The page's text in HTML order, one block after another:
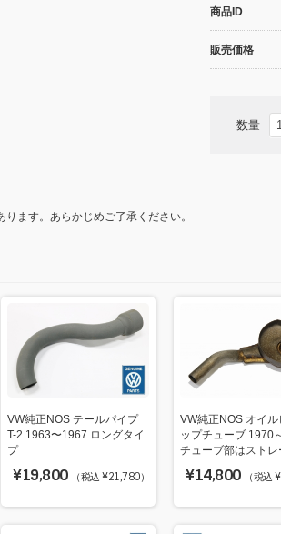
e
b
o
k
商品ID
販売価格
数量
ます。あらかじめご了承ください。
VW純正NOS テールパイプ
T-2 1963〜1967 ロングタイ
プ
¥19,800 （税込 ¥21,780）
VW純正NOS オイル
ップチューブ 1970
チューブ部はストレ
¥14,800 （税込